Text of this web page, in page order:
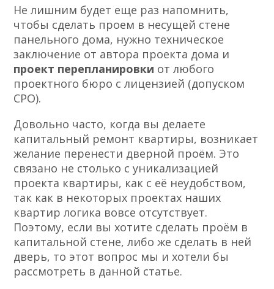
Не лишним будет еще раз напомнить,
чтобы сделать проем в несущей стене
панельного дома, нужно техническое
заключение от автора проекта дома и
проект перепланировки от любого
проектного бюро с лицензией (допуском
СРО).
Довольно часто, когда вы делаете
капитальный ремонт квартиры, возникает
желание перенести дверной проём. Это
связано не столько с уникализацией
проекта квартиры, как с её неудобством,
так как в некоторых проектах наших
квартир логика вовсе отсутствует.
Поэтому, если вы хотите сделать проём в
капитальной стене, либо же сделать в ней
дверь, то этот вопрос мы и хотели бы
рассмотреть в данной статье.